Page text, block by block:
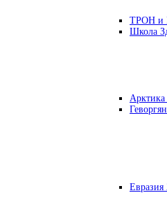
ТРОН и
Школа
Евразия